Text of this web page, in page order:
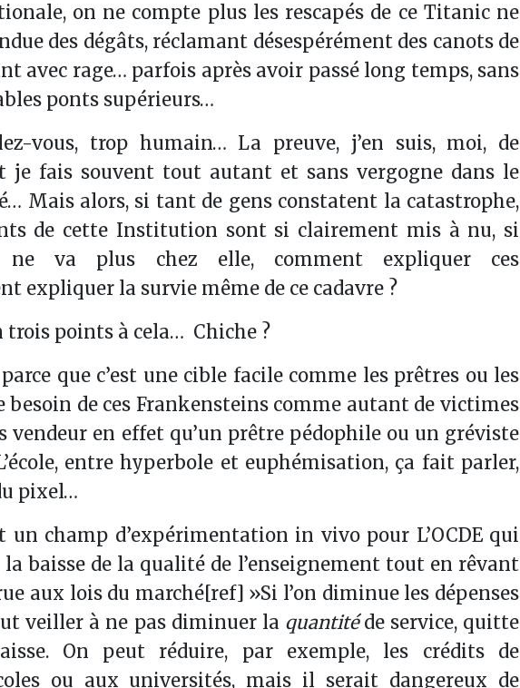
on ne compte plus les rescapés de ce Titanic ne
des dégâts, réclamant désespérément des canots de
avec rage… parfois après avoir passé long temps, sans
ponts supérieurs…
vous, trop humain… La preuve, j’en suis, moi, de
je fais souvent tout autant et sans vergogne dans le
Mais alors, si tant de gens constatent la catastrophe,
de cette Institution sont si clairement mis à nu, si
ne va plus chez elle, comment expliquer ces
expliquer la survie même de ce cadavre ?
trois points à cela… Chiche ?
que c’est une cible facile comme les prêtres ou les
besoin de ces Frankensteins comme autant de victimes
vendeur en effet qu’un prêtre pédophile ou un gréviste
entre hyperbole et euphémisation, ça fait parler,
pixel…
un champ d’expérimentation in vivo pour L’OCDE qui
baisse de la qualité de l’enseignement tout en rêvant
aux lois du marché[ref] »Si l’on diminue les dépenses
veiller à ne pas diminuer la quantitéde service, quitte
On peut réduire, par exemple, les crédits de
ou aux universités, mais il serait dangereux de